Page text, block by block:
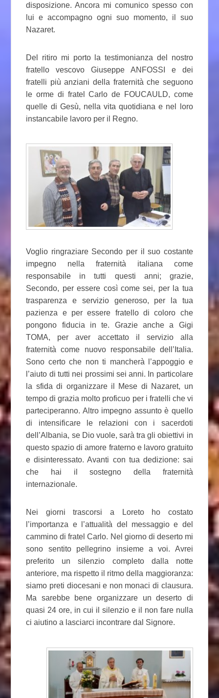
disposizione. Ancora mi comunico spesso con
lui e accompagno ogni suo momento, il suo
Nazaret.
Del ritiro mi porto la testimonianza del nostro
fratello vescovo Giuseppe ANFOSSI e dei
fratelli più anziani della fraternità che seguono
le orme di fratel Carlo de FOUCAULD, come
quelle di Gesù, nella vita quotidiana e nel loro
instancabile lavoro per il Regno.
Voglio ringraziare Secondo per il suo costante
impegno nella fraternità italiana come
responsabile in tutti questi anni; grazie,
Secondo, per essere così come sei, per la tua
trasparenza e servizio generoso, per la tua
pazienza e per essere fratello di coloro che
pongono fiducia in te. Grazie anche a Gigi
TOMA, per aver accettato il servizio alla
fraternità come nuovo responsabile dell’Italia.
Sono certo che non ti mancherà l’appoggio e
l’aiuto di tutti nei prossimi sei anni. In particolare
la sfida di organizzare il Mese di Nazaret, un
tempo di grazia molto proficuo per i fratelli che vi
parteciperanno. Altro impegno assunto è quello
di intensificare le relazioni con i sacerdoti
dell’Albania, se Dio vuole, sarà tra gli obiettivi in
questo spazio di amore fraterno e lavoro gratuito
e disinteressato. Avanti con tua dedizione: sai
che hai il sostegno della fraternità
internazionale.
Nei giorni trascorsi a Loreto ho costato
l’importanza e l’attualità del messaggio e del
cammino di fratel Carlo. Nel giorno di deserto mi
sono sentito pellegrino insieme a voi. Avrei
preferito un silenzio completo dalla notte
anteriore, ma rispetto il ritmo della maggioranza:
siamo preti diocesani e non monaci di clausura.
Ma sarebbe bene organizzare un deserto di
quasi 24 ore, in cui il silenzio e il non fare nulla
ci aiutino a lasciarci incontrare dal Signore.